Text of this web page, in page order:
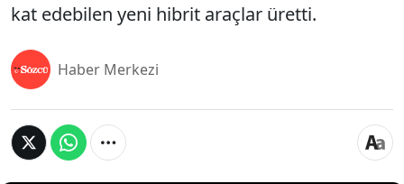
kat edebilen yeni hibrit araçlar üretti.
Haber Merkezi